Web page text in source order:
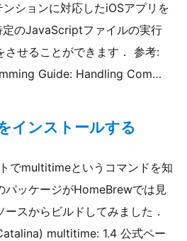
ションに対応したiOSアプリを
のJavaScriptファイルの実行
させることができます． 参考:
Guide: Handling Com…
インストールする
でmultitimeというコマンドを知
パッケージがHomeBrewでは見
スからビルドしてみました．
multitime: 1.4 公式ペー